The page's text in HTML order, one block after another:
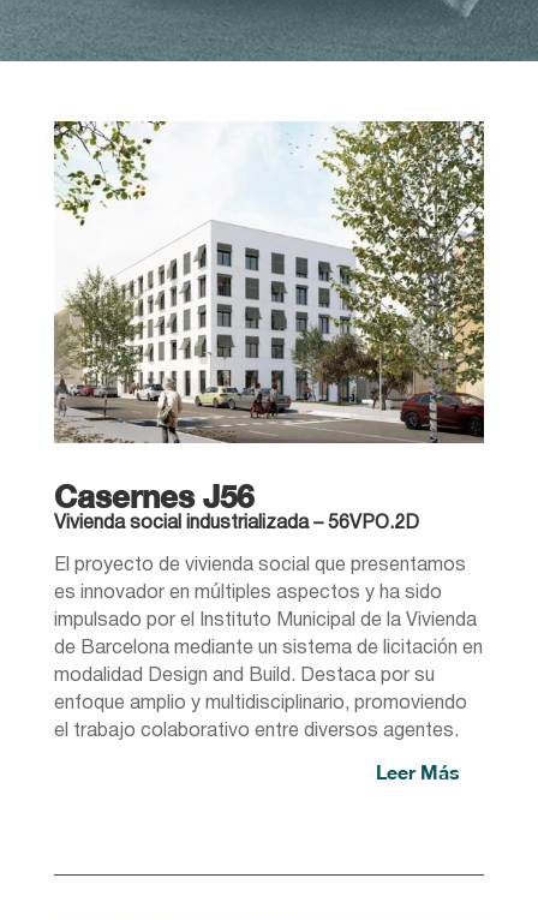
Casernes J56
Vivienda social industrializada – 56VPO.2D
El proyecto de vivienda social que presentamos
es innovador en múltiples aspectos y ha sido
impulsado por el Instituto Municipal de la Vivienda
de Barcelona mediante un sistema de licitación en
modalidad Design and Build. Destaca por su
enfoque amplio y multidisciplinario, promoviendo
el trabajo colaborativo entre diversos agentes.
Leer Más